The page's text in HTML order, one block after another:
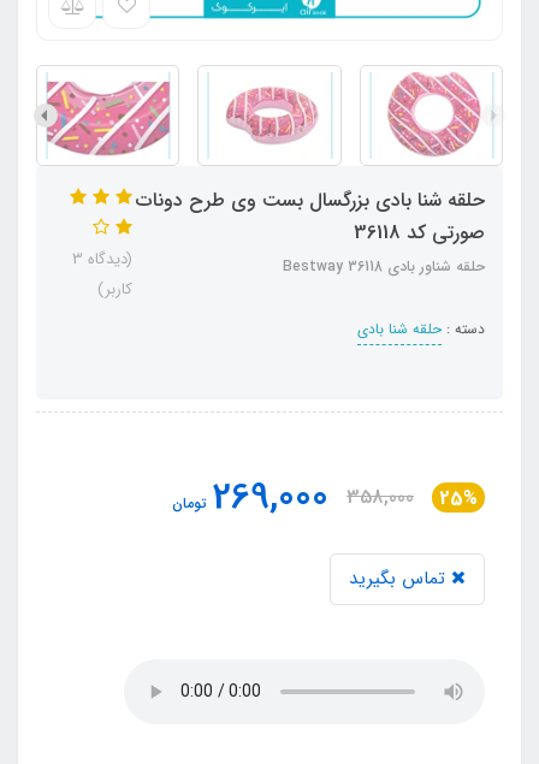
حلقه شنا بادی بزرگسال بست وی طرح دونات
صورتی کد 36118
حلقه شناور بادی Bestway 36118
دسته : حلقه شنا بادی
(دیدگاه 3
کاربر)
25%
358,000
269,000 تومان
تماس بگیرید